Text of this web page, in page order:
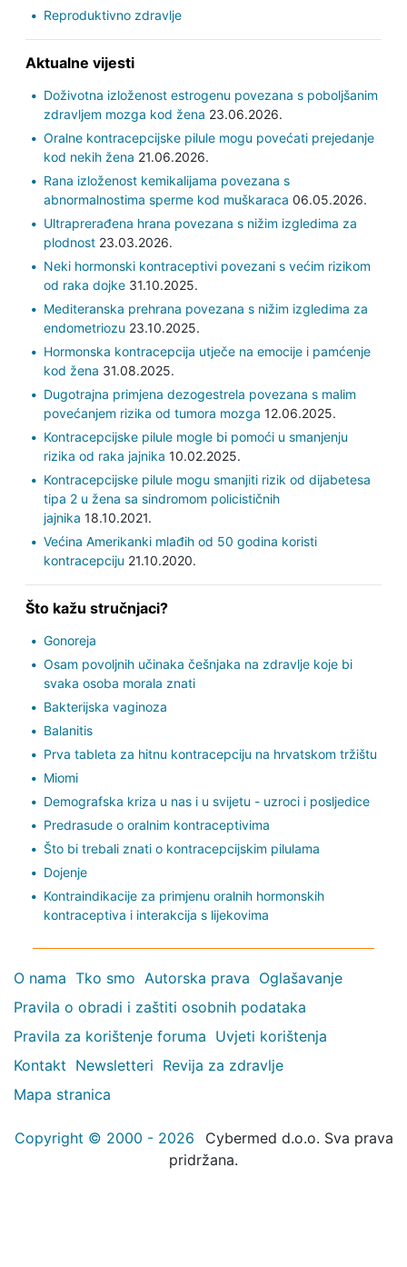
Reproduktivno zdravlje
Aktualne vijesti
Doživotna izloženost estrogenu povezana s poboljšanim
zdravljem mozga kod žena 23.06.2026.
Oralne kontracepcijske pilule mogu povećati prejedanje
kod nekih žena 21.06.2026.
Rana izloženost kemikalijama povezana s
abnormalnostima sperme kod muškaraca 06.05.2026.
Ultraprerađena hrana povezana s nižim izgledima za
plodnost23.03.2026.
Neki hormonski kontraceptivi povezani s većim rizikom
od raka dojke31.10.2025.
Mediteranska prehrana povezana s nižim izgledima za
endometriozu 23.10.2025.
Hormonska kontracepcija utječe na emocije i pamćenje
kod žena 31.08.2025.
Dugotrajna primjena dezogestrela povezana s malim
povećanjem rizika od tumora mozga 12.06.2025.
Kontracepcijske pilule mogle bi pomoći u smanjenju
rizika od raka jajnika 10.02.2025.
Kontracepcijske pilule mogu smanjiti rizik od dijabetesa
tipa 2 u žena sa sindromom policističnih
jajnika 18.10.2021.
Većina Amerikanki mlađih od 50 godina koristi
kontracepciju 21.10.2020.
Što kažu stručnjaci?
Gonoreja
Osam povoljnih učinaka češnjaka na zdravlje koje bi
svaka osoba morala znati
Bakterijska vaginoza
Balanitis
Prva tableta za hitnu kontracepciju na hrvatskom tržištu
Miomi
Demografska kriza u nas i u svijetu - uzroci i posljedice
Predrasude o oralnim kontraceptivima
Što bi trebali znati o kontracepcijskim pilulama
Dojenje
Kontraindikacije za primjenu oralnih hormonskih
kontraceptiva i interakcija s lijekovima
O nama Tko smo Autorska prava Oglašavanje
Pravila o obradi i zaštiti osobnih podataka
Pravila za korištenje foruma Uvjeti korištenja
Kontakt Newsletteri Revija za zdravlje
Mapa stranica
Copyright © 2000 - 2026
Cybermed d.o.o. Sva prava
pridržana.